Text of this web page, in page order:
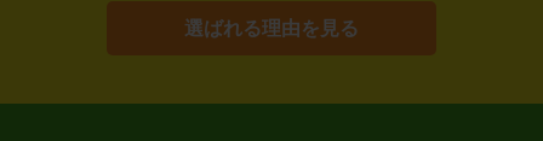
選ばれる理由を見る